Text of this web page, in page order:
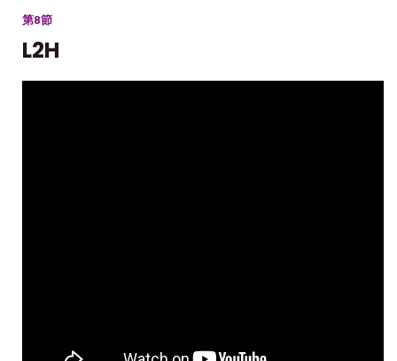
第8節
L2H